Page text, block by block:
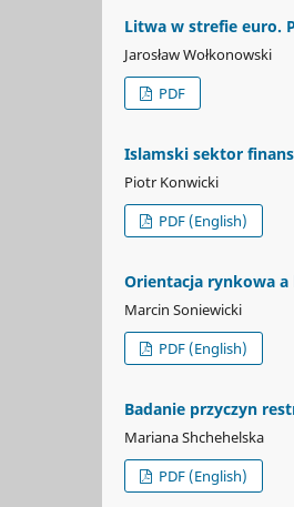
Litwa w strefie euro.
Jarosław Wołkonowski
PDF
Islamski sektor
Piotr Konwicki
PDF (English)
Orientacja rynkowa
Marcin Soniewicki
PDF (English)
Badanie przyczyn
Mariana Shchehelska
PDF (English)